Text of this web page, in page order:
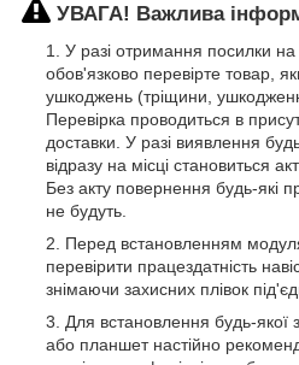
УВАГА! Важлива
У разі отримання посилки на
обов'язково перевірте товар,
ушкоджень (тріщини,
Перевірка проводиться в
доставки. У разі виявлення
відразу на місці становиться
Без акту повернення будь-які
не будуть.
Перед встановленням
перевірити працездатність
знімаючи захисних плівок
Для встановлення будь-
або планшет настійно